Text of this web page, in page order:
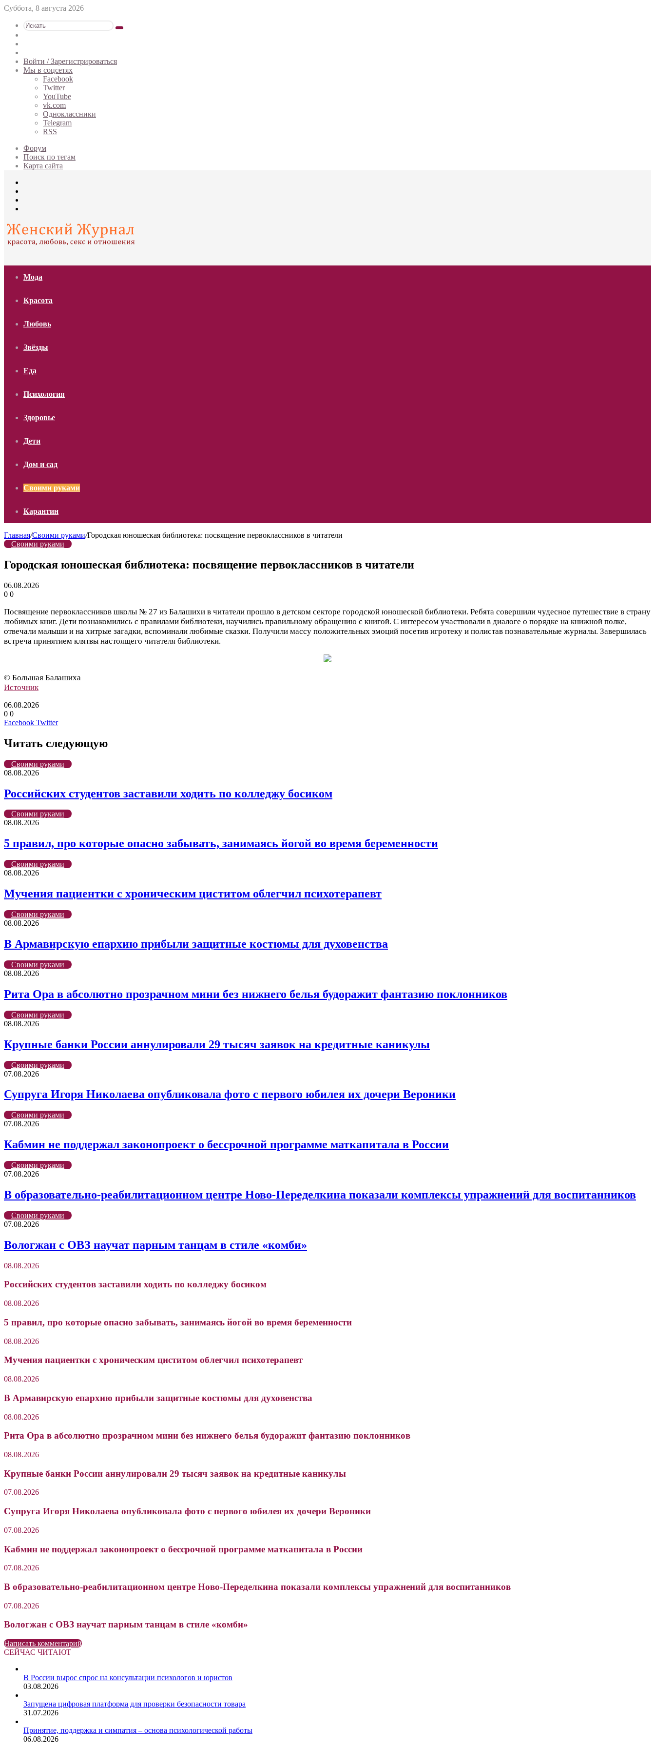
Суббота, 8 августа 2026
Искать
статья
Войти / Зарегистрироваться
Мы в соцсетях
Facebook
Twitter
YouTube
vk.com
Одноклассники
Telegram
RSS
Форум
Поиск по тегам
Карта сайта
Мода
Красота
Любовь
Звёзды
Еда
Психология
Здоровье
Дети
Дом и сад
Своими руками
Карантин
Главная/Своими руками/Городская юношеская библиотека: посвящение первоклассников в читатели
Своими руками
Городская юношеская библиотека: посвящение первоклассников в читатели
06.08.2026
0 0
Посвящение первоклассников школы № 27 из Балашихи в читатели прошло в детском секторе городской юношеской библиотеки. Ребята совершили чудесное путешествие в страну
любимых книг. Дети познакомились с правилами библиотеки, научились правильному обращению с книгой. С интересом участвовали в диалоге о порядке на книжной полке,
отвечали малыши и на хитрые загадки, вспоминали любимые сказки. Получили массу положительных эмоций посетив игротеку и полистав познавательные журналы. Завершилась
встреча принятием клятвы настоящего читателя библиотеки.
© Большая Балашиха
Источник
06.08.2026
0 0
Facebook TwitterLinkedIn
Tumblr
Reddit
Вконтакте
Одноклассники
Skype
Messenger
Messenger
WhatsApp
Telegram
Viber
Line
Поделиться
почту
Печатать
Читать следующую
Своими руками
08.08.2026
Российских студентов заставили ходить по колледжу босиком
Своими руками
08.08.2026
5 правил, про которые опасно забывать, занимаясь йогой во время беременности
Своими руками
08.08.2026
Мучения пациентки с хроническим циститом облегчил психотерапевт
Своими руками
08.08.2026
В Армавирскую епархию прибыли защитные костюмы для духовенства
Своими руками
08.08.2026
Рита Ора в абсолютно прозрачном мини без нижнего белья будоражит фантазию поклонников
Своими руками
08.08.2026
Крупные банки России аннулировали 29 тысяч заявок на кредитные каникулы
Своими руками
07.08.2026
Супруга Игоря Николаева опубликовала фото с первого юбилея их дочери Вероники
Своими руками
07.08.2026
Кабмин не поддержал законопроект о бессрочной программе маткапитала в России
Своими руками
07.08.2026
В образовательно-реабилитационном центре Ново-Переделкина показали комплексы упражнений для воспитанников
Своими руками
07.08.2026
Вологжан с ОВЗ научат парным танцам в стиле «комби»
08.08.2026
Российских студентов заставили ходить по колледжу босиком
08.08.2026
5 правил, про которые опасно забывать, занимаясь йогой во время беременности
08.08.2026
Мучения пациентки с хроническим циститом облегчил психотерапевт
08.08.2026
В Армавирскую епархию прибыли защитные костюмы для духовенства
08.08.2026
Рита Ора в абсолютно прозрачном мини без нижнего белья будоражит фантазию поклонников
08.08.2026
Крупные банки России аннулировали 29 тысяч заявок на кредитные каникулы
07.08.2026
Супруга Игоря Николаева опубликовала фото с первого юбилея их дочери Вероники
07.08.2026
Кабмин не поддержал законопроект о бессрочной программе маткапитала в России
07.08.2026
В образовательно-реабилитационном центре Ново-Переделкина показали комплексы упражнений для воспитанников
07.08.2026
Вологжан с ОВЗ научат парным танцам в стиле «комби»
Написать комментарий
СЕЙЧАС ЧИТАЮТ
В России вырос спрос на консультации психологов и юристов
03.08.2026
Запущена цифровая платформа для проверки безопасности товара
31.07.2026
Принятие, поддержка и симпатия – основа психологической работы
06.08.2026